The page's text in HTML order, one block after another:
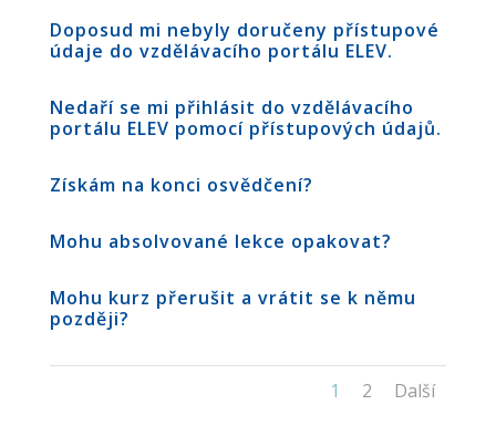
Doposud mi nebyly doručeny přístupové
údaje do vzdělávacího portálu ELEV.
Nedaří se mi přihlásit do vzdělávacího
portálu ELEV pomocí přístupových údajů.
Získám na konci osvědčení?
Mohu absolvované lekce opakovat?
Mohu kurz přerušit a vrátit se k němu
později?
1 2 Další